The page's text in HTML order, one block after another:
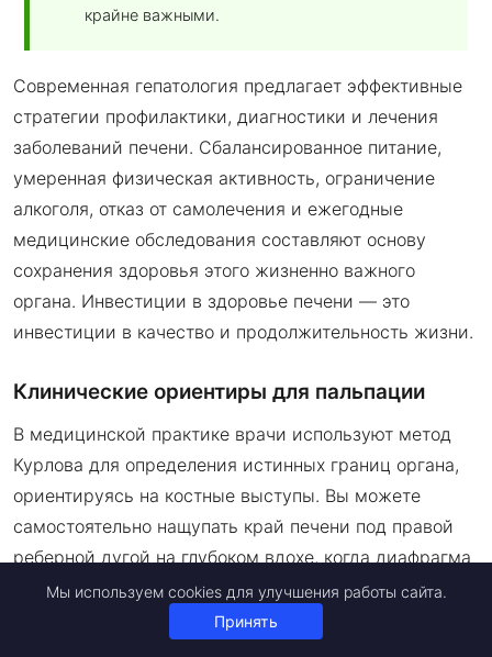
крайне важными.
Современная гепатология предлагает эффективные
стратегии профилактики, диагностики и лечения
заболеваний печени. Сбалансированное питание,
умеренная физическая активность, ограничение
алкоголя, отказ от самолечения и ежегодные
медицинские обследования составляют основу
сохранения здоровья этого жизненно важного
органа. Инвестиции в здоровье печени — это
инвестиции в качество и продолжительность жизни.
Клинические ориентиры для пальпации
В медицинской практике врачи используют метод
Курлова для определения истинных границ органа,
ориентируясь на костные выступы. Вы можете
самостоятельно нащупать край печени под правой
реберной дугой на глубоком вдохе, когда диафрагма
толкает ее вниз. Чувствуете плотный, эластичный
край? В норме он безболезненный и имеет ровные
Мы используем cookies для улучшения работы сайта.
Принять